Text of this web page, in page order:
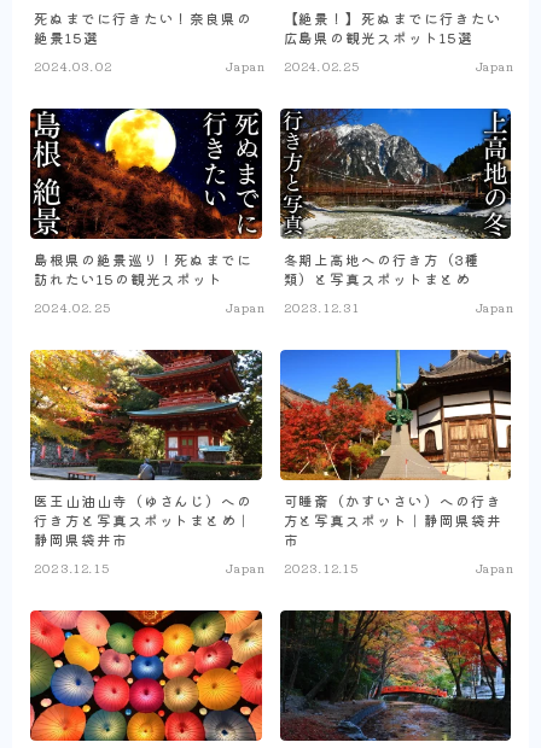
死ぬまでに行きたい！奈良県の
絶景15選
2024.03.02 Japan
【絶景！】死ぬまでに行きたい
広島県の観光スポット15選
2024.02.25 Japan
島根県の絶景巡り！死ぬまでに
訪れたい15の観光スポット
2024.02.25 Japan
冬期上高地への行き方（3種
類）と写真スポットまとめ
2023.12.31 Japan
医王山油山寺（ゆさんじ）への
行き方と写真スポットまとめ｜
静岡県袋井市
2023.12.15 Japan
可睡斎（かすいさい）への行き
方と写真スポット｜静岡県袋井
市
2023.12.15 Japan